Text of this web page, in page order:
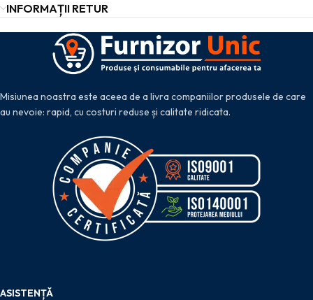
INFORMAȚII RETUR
Misiunea noastra este aceea de a livra companiilor produsele de care
au nevoie: rapid, cu costuri reduse și calitate ridicata.
ASISTENȚĂ